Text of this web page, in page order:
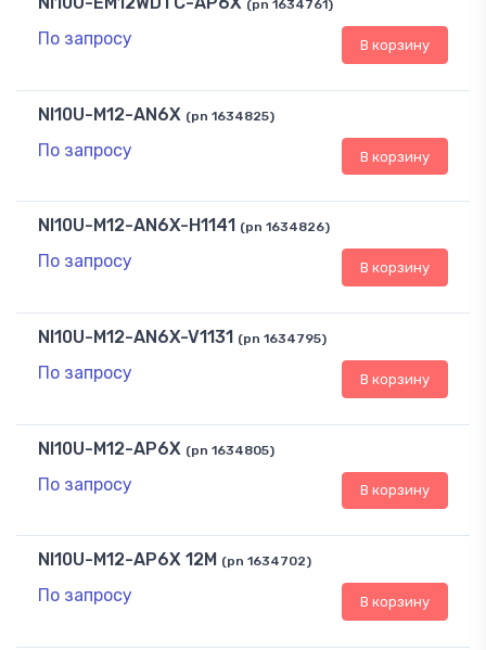
(pn 1634761)
По запросу В корзину
NI10U-M12-AN6X (pn 1634825)
По запросу В корзину
NI10U-M12-AN6X-H1141 (pn 1634826)
По запросу В корзину
NI10U-M12-AN6X-V1131 (pn 1634795)
По запросу В корзину
NI10U-M12-AP6X (pn 1634805)
По запросу В корзину
NI10U-M12-AP6X 12M (pn 1634702)
По запросу В корзину